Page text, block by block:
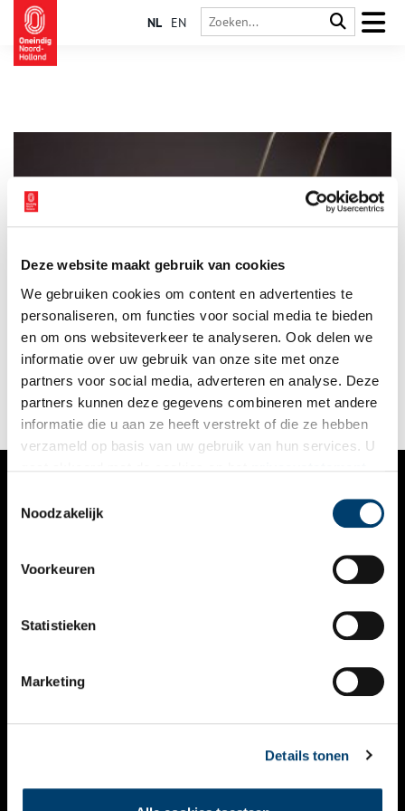
Deze website maakt gebruik van cookies
We gebruiken cookies om content en advertenties te
personaliseren, om functies voor social media te bieden
en om ons websiteverkeer te analyseren. Ook delen we
informatie over uw gebruik van onze site met onze
partners voor social media, adverteren en analyse. Deze
partners kunnen deze gegevens combineren met andere
informatie die u aan ze heeft verstrekt of die ze hebben
verzameld op basis van uw gebruik van hun services. U
Noodzakelijk
Voorkeuren
Statistieken
Marketing
Details tonen
NL EN
Tijdens de Tweede Wereldoorlog ging het Sinterklaasfeest
vaak gewoon door. Thuis werden er gedichten gemaakt, de
Verkadefabriek in Zaandam maakte letters van taaitaai bij
gebrek aan chocolade en vliegtuigfabrikant Fokker gaf zijn
werknemers een Sinterklaascadeautje voor de kinderen.
VERHALEN
KALENDER
THEMA’S
VIDEO’S
CONTACT